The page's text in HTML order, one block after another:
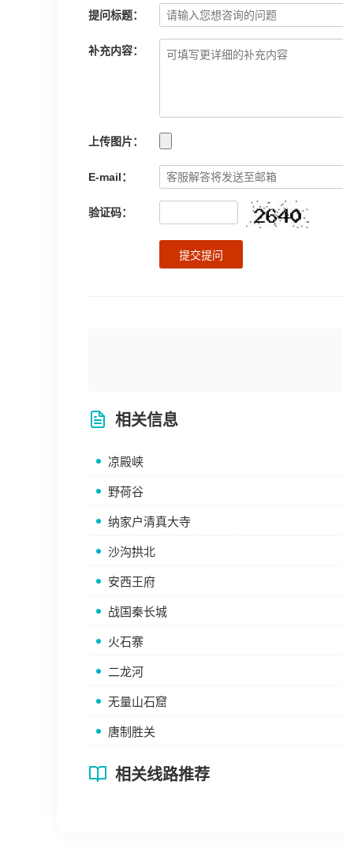
提问标题：
补充内容：
上传图片：
E-mail：
验证码：
提交提问
相关信息
凉殿峡
野荷谷
纳家户清真大寺
沙沟拱北
安西王府
战国秦长城
火石寨
二龙河
无量山石窟
唐制胜关
相关线路推荐